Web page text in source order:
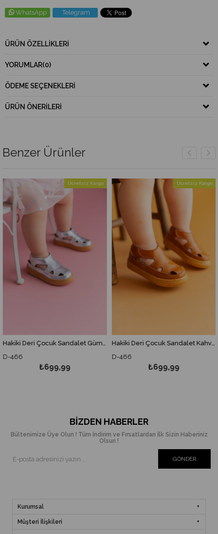
WhatsApp Telegram
ÜRÜN ÖZELLIKLERI
YORUMLAR(0)
ÖDEME SEÇENEKLERI
ÜRÜN ÖNERILERI
Benzer Ürünler
Hakiki Deri Çocuk Sandalet Gümüş-D-466
466
₺699,99
Ücretsiz Kargo
Hakiki Deri Çocuk Sandalet Kahverengi D-466
D-466
₺699,99
Ücretsiz Kargo
BIZDEN HABERLER
Bültenimize Üye Olun ! Tüm İndirim ve Fırsatlardan İlk Sizin Haberiniz
Olsun !
GÖNDER
Kurumsal
Müşteri İlişkileri